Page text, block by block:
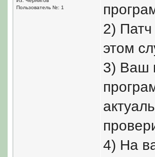
Пользователь №: 1
2)
этом
3) Ваш
4) На